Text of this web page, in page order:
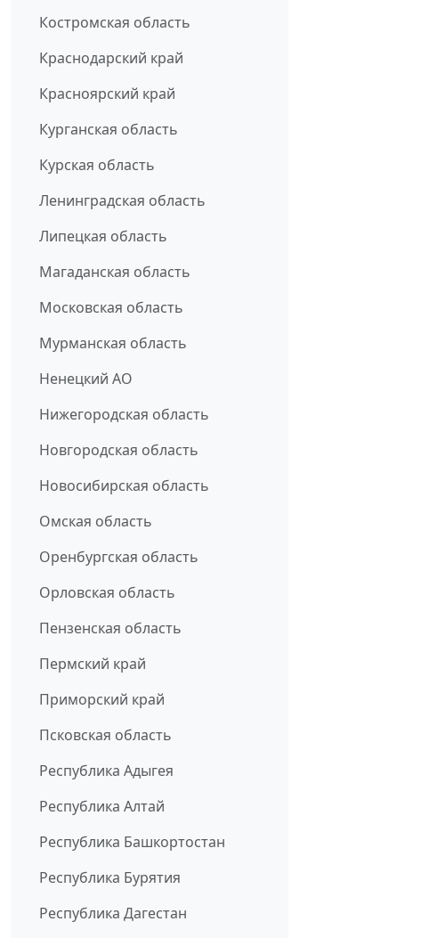
Костромская область
Краснодарский край
Красноярский край
Курганская область
Курская область
Ленинградская область
Липецкая область
Магаданская область
Московская область
Мурманская область
Ненецкий АО
Нижегородская область
Новгородская область
Новосибирская область
Омская область
Оренбургская область
Орловская область
Пензенская область
Пермский край
Приморский край
Псковская область
Республика Адыгея
Республика Алтай
Республика Башкортостан
Республика Бурятия
Республика Дагестан